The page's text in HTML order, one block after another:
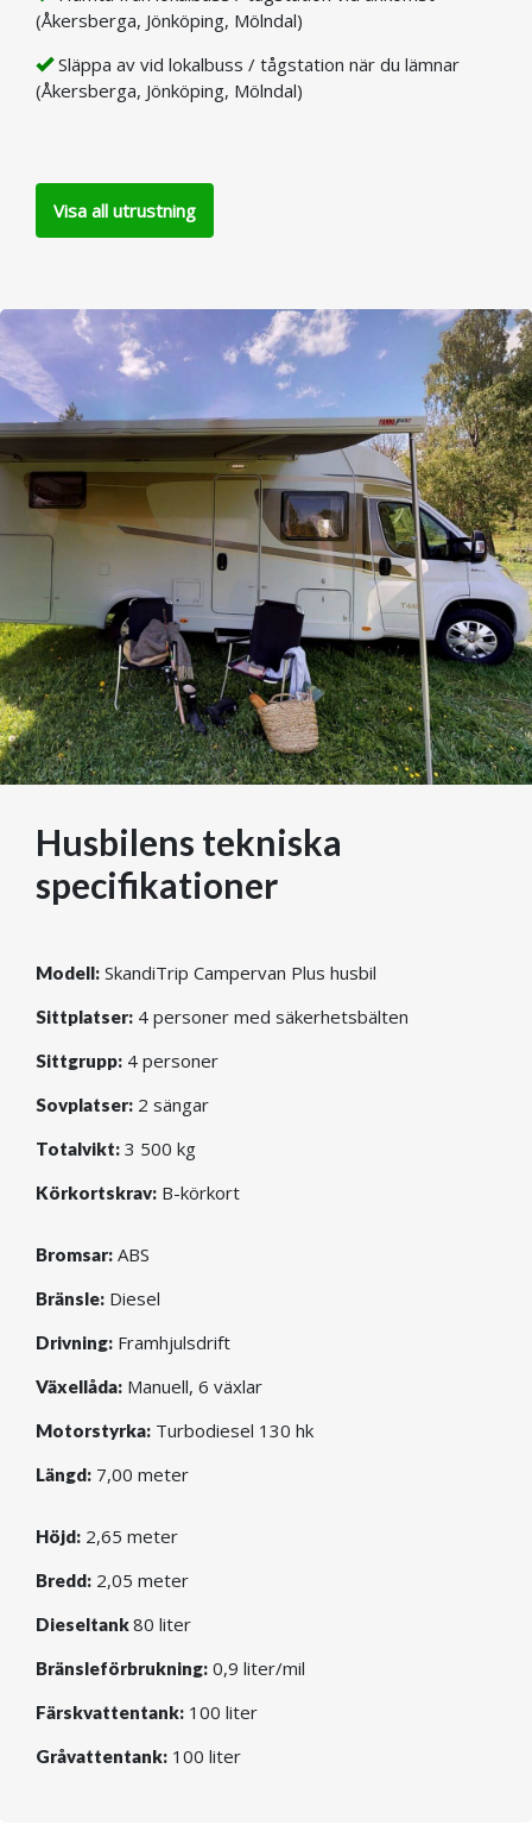
(Åkersberga, Jönköping, Mölndal)
Släppa av vid lokalbuss / tågstation när du lämnar
(Åkersberga, Jönköping, Mölndal)
Visa all utrustning
Husbilens tekniska
specifikationer
Modell: SkandiTrip Campervan Plus husbil
Sittplatser: 4 personer med säkerhetsbälten
Sittgrupp: 4 personer
Sovplatser: 2 sängar
Totalvikt: 3 500 kg
Körkortskrav: B-körkort
Bromsar: ABS
Bränsle: Diesel
Drivning: Framhjulsdrift
Växellåda: Manuell, 6 växlar
Motorstyrka: Turbodiesel 130 hk
Längd: 7,00 meter
Höjd: 2,65 meter
Bredd: 2,05 meter
Dieseltank80 liter
Bränsleförbrukning: 0,9 liter/mil
Färskvattentank: 100 liter
Gråvattentank: 100 liter